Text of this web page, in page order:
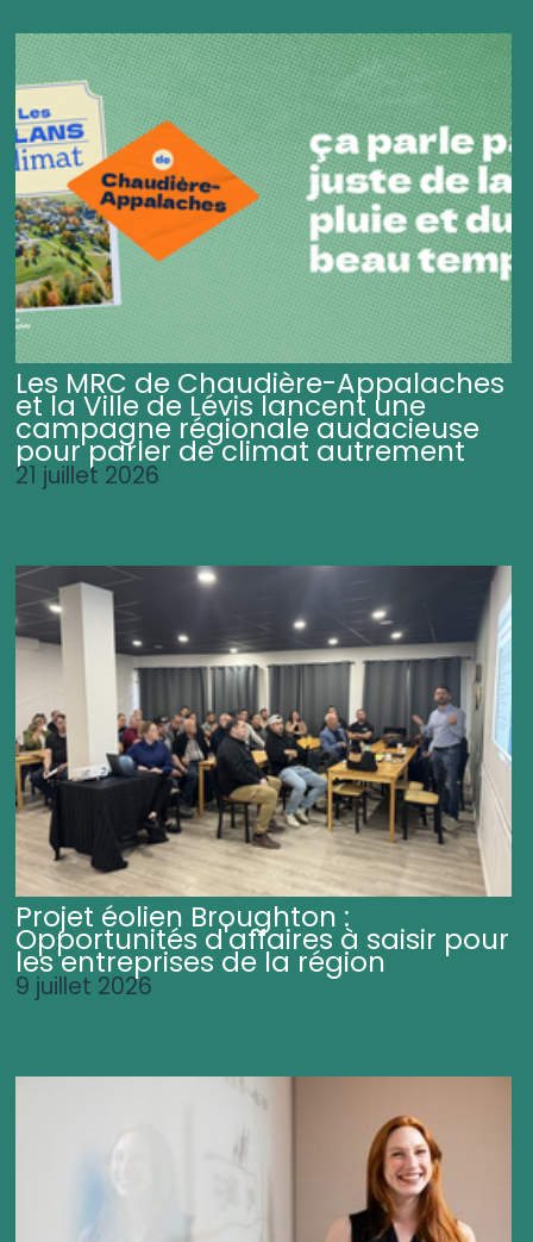
Les MRC de Chaudière-Appalaches
et la Ville de Lévis lancent une
campagne régionale audacieuse
pour parler de climat autrement
21 juillet 2026
Projet éolien Broughton :
Opportunités d'affaires à saisir pour
les entreprises de la région
9 juillet 2026